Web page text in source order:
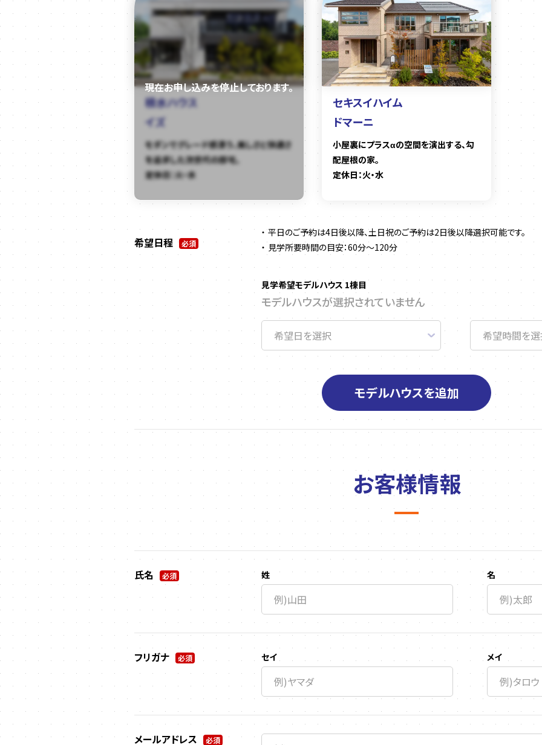
積水ハウス
イズ
モダンでグレード感漂う、美しさと快適さ
を追求した次世代の邸宅。
定休日：火・水
セキスイハイム
ドマーニ
小屋裏にプラスαの空間を演出する、勾
配屋根の家。
定休日：火・水
希望日程 必須
平日のご予約は4日後以降、土日祝のご予約は2日後以降選択可能です。
見学所要時間の目安：60分～120分
見学希望モデルハウス 1棟目
モデルハウスが選択されていません
モデルハウスを追加
お客様情報
氏名 必須 姓 名
フリガナ 必須 セイ メイ
メールアドレス 必須